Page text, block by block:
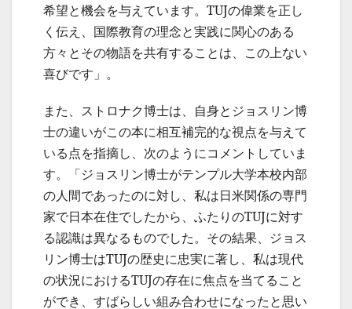
希望と機会を与えています。TUJの偉業を正し
く伝え、国際教育の理念と実践に関心のある
方々とその物語を共有することは、この上ない
喜びです」。
また、ストロナク博士は、自身とジョスリン博
士の違いがこの本に相互補完的な視点を与えて
いる点を指摘し、次のようにコメントしていま
す。「ジョスリン博士がテンプル大学本校内部
の人間であったのに対し、私は日米関係の専門
家で日本在住でしたから、ふたりのTUJに対す
る認識は異なるものでした。その結果、ジョス
リン博士はTUJの歴史に忠実に著し、私は現代
の状況におけるTUJの存在に焦点を当てること
ができ、すばらしい組み合わせになったと思い